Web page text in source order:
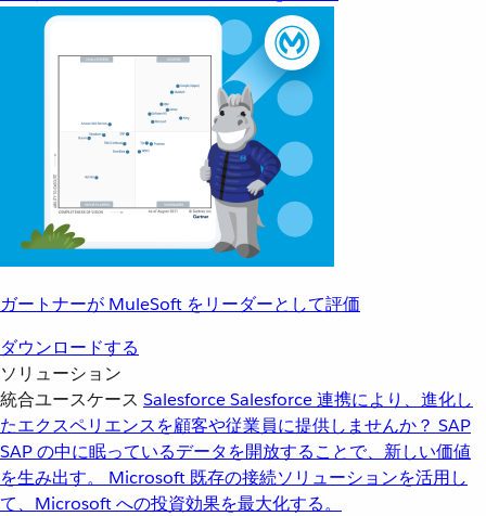
ガートナーが MuleSoft をリーダーとして評価
ダウンロードする
ソリューション
統合ユースケース SalesforceSalesforce 連携により、進化し
たエクスペリエンスを顧客や従業員に提供しませんか？ SAP
SAP の中に眠っているデータを開放することで、新しい価値
を生み出す。
Microsoft 既存の接続ソリューションを活用し
て、Microsoft への投資効果を最大化する。